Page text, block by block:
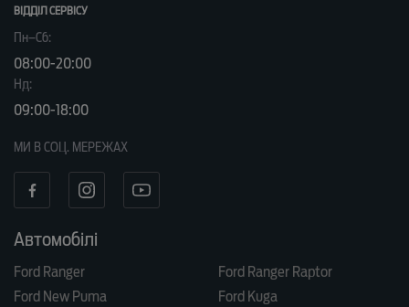
ВІДДІЛ CЕРВІСУ
Пн–Сб:
08:00-20:00
Нд:
09:00-18:00
МИ В СОЦ. МЕРЕЖАХ
Автомобілі
Ford Ranger
Ford Ranger Raptor
Ford New Puma
Ford Kuga